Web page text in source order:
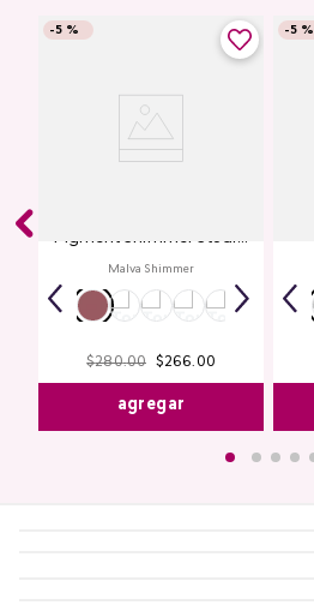
-5 %
Pigment Shimmer Studio
Look
Malva Shimmer
$280.00 $266.00
agregar
-5 %